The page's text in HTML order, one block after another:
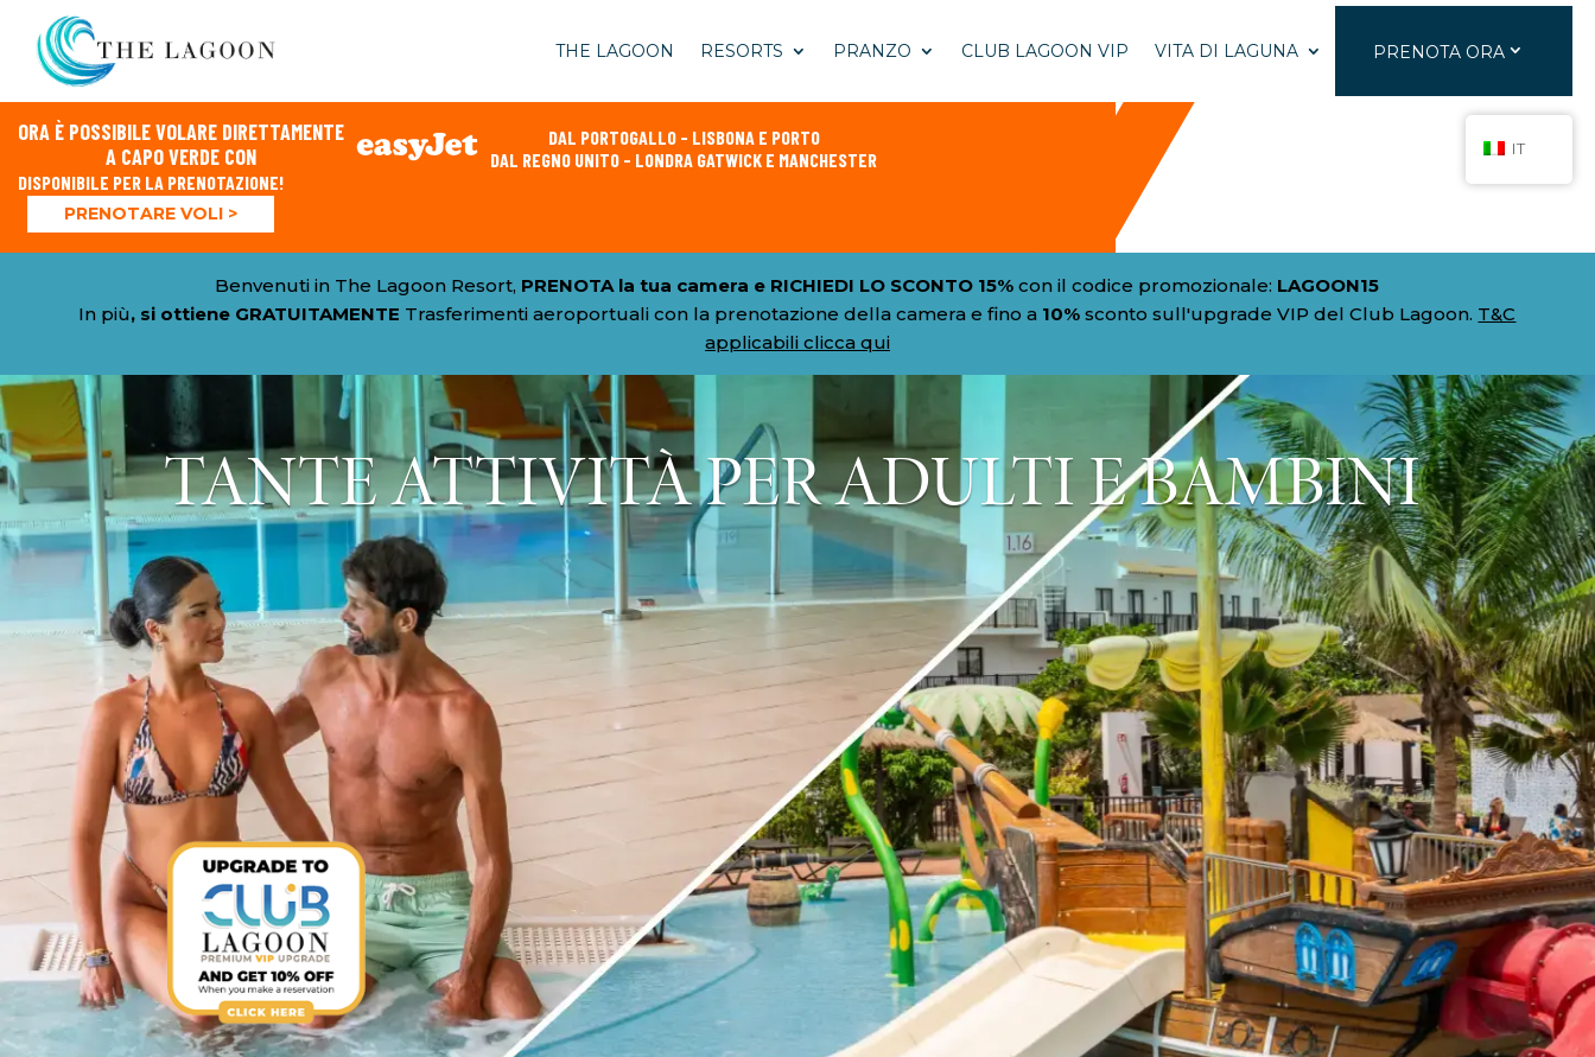
THE LAGOON RESORTS PRANZO CLUB LAGOON VIP VITA DI LAGUNA PRENOTA ORA
ORA È POSSIBILE VOLARE DIRETTAMENTE
A CAPO VERDE CON
DAL PORTOGALLO - LISBONA E PORTO
DAL REGNO UNITO - LONDRA GATWICK E MANCHESTER
DISPONIBILE PER LA PRENOTAZIONE!
PRENOTARE VOLI >
Benvenuti in The Lagoon Resort, PRENOTA la tua camera e RICHIEDI LO SCONTO 15% con il codice promozionale: LAGOON15
In più, si ottiene GRATUITAMENTE Trasferimenti aeroportuali con la prenotazione della camera e fino a 10% sconto sull'upgrade VIP del Club Lagoon. T&C
applicabili clicca qui
TANTE ATTIVITÀ PER ADULTI E BAMBINI
IT